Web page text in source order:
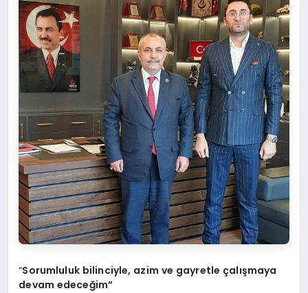
“Sorumluluk bilinciyle, azim ve gayretle çalışmaya
devam edeceğim”